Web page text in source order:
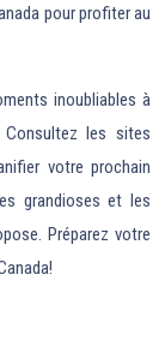
pour profiter au
inoubliables à
Consultez les sites
votre prochain
grandioses et les
Préparez votre